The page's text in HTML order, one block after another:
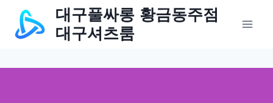
content
대구풀싸롱 황금동주점
대구셔츠룸